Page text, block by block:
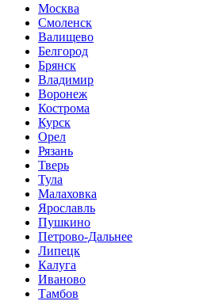
Москва
Смоленск
Валищево
Белгород
Брянск
Владимир
Воронеж
Кострома
Курск
Орел
Рязань
Тверь
Тула
Малаховка
Ярославль
Пушкино
Петрово-Дальнее
Липецк
Калуга
Иваново
Тамбов